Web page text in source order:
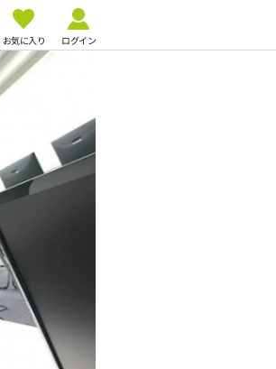
お気に入り ログイン